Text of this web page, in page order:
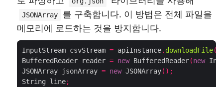
JSONArray
를 구축합니다. 이 방법은 전체 파일을
메모리에 로드하는 것을 방지합니다.
InputStream csvStream = apiInstance. downloadFile(
BufferedReader reader = new BufferedReader(new
JSONArray jsonArray = new JSONArray();
String line;